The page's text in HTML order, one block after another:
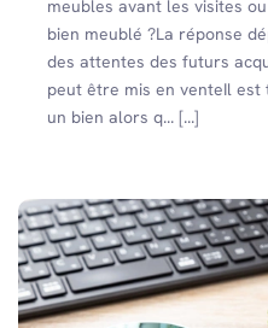
meubles avant les visites
bien meublé ?La réponse
des attentes des futurs
peut être mis en venteIl
un bien alors q... [...]